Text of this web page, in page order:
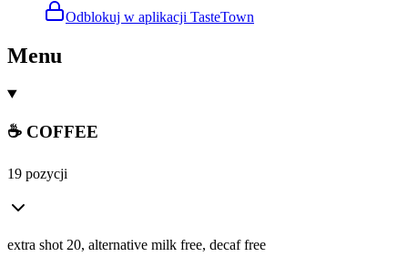
Odblokuj w aplikacji TasteTown
Menu
☕ COFFEE
19 pozycji
extra shot 20, alternative milk free, decaf free